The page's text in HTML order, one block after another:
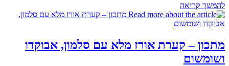
להמשך קריאהחוויית
ברביקיו
אמיתית
הביתי
מתכון – קערת אורז מלא עם סלמון, אבוקדו
ושומשום